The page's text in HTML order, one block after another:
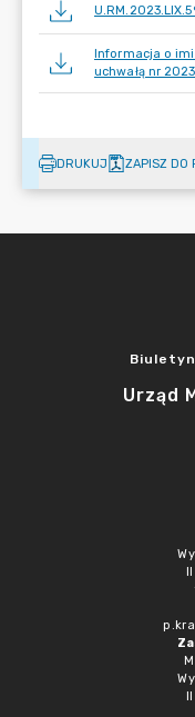
Informacja o
uchwałą nr
DRUKUJ ZAPISZ DO
Urząd